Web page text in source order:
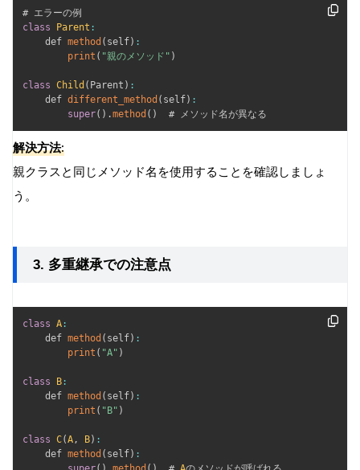
class
Parent :
    def
method ( self) :
print ( "親のメソッド" )
class Child ( Parent ) :
    def
different_method ( self) :
super( ) .method ( )
  # メソッド名が異なる
解決方法:
親クラスと同じメソッド名を使用することを確認しましょ
う。
3. 多重継承での注意点
class A :
    def
method ( self) :
print ( "A" )
class B :
    def
method ( self) :
print ( "B" )
class C(A, B) :
    def
method ( self) :